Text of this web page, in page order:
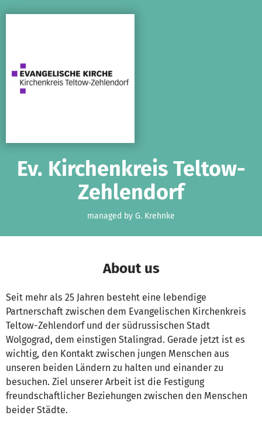
Ev. Kirchenkreis Teltow-
Zehlendorf
managed by G. Krehnke
About us
Seit mehr als 25 Jahren besteht eine lebendige
Partnerschaft zwischen dem Evangelischen Kirchenkreis
Teltow-Zehlendorf und der südrussischen Stadt
Wolgograd, dem einstigen Stalingrad. Gerade jetzt ist es
wichtig, den Kontakt zwischen jungen Menschen aus
unseren beiden Ländern zu halten und einander zu
besuchen. Ziel unserer Arbeit ist die Festigung
freundschaftlicher Beziehungen zwischen den Menschen
beider Städte.